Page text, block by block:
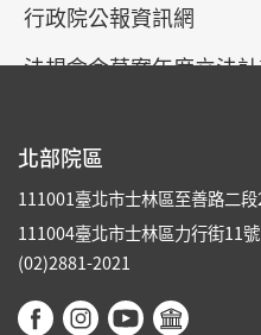
北部院區
111001臺北市士林區至善路二
111004臺北市士林區力行街11號
(02)2881-2021
行政院公報資訊網
法規命令草案年度立法